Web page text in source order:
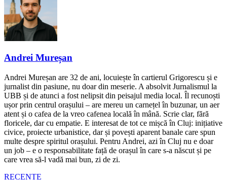
Andrei Mureșan
Andrei Mureșan are 32 de ani, locuiește în cartierul Grigorescu și e
jurnalist din pasiune, nu doar din meserie. A absolvit Jurnalismul la
UBB și de atunci a fost nelipsit din peisajul media local. Îl recunoști
ușor prin centrul orașului – are mereu un carnețel în buzunar, un aer
atent și o cafea de la vreo cafenea locală în mână. Scrie clar, fără
floricele, dar cu empatie. E interesat de tot ce mișcă în Cluj: inițiative
civice, proiecte urbanistice, dar și povești aparent banale care spun
multe despre spiritul orașului. Pentru Andrei, azi în Cluj nu e doar
un job – e o responsabilitate față de orașul în care s-a născut și pe
care vrea să-l vadă mai bun, zi de zi.
RECENTE